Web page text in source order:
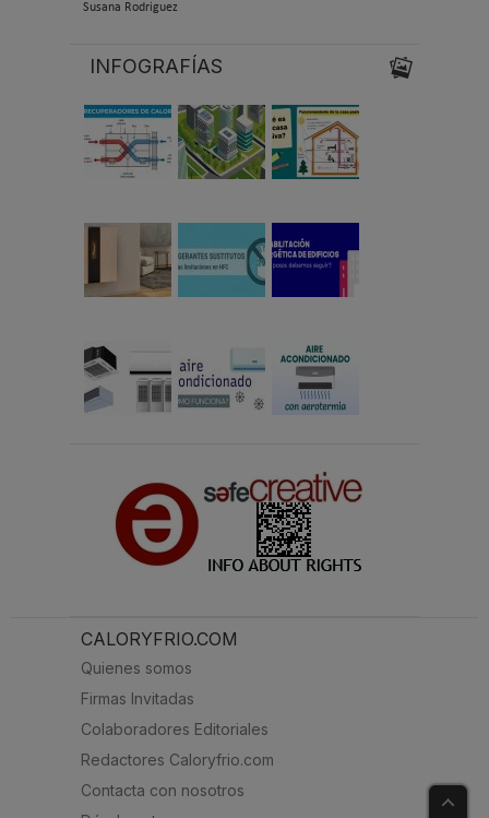
Susana Rodriguez
INFOGRAFÍAS
CALORYFRIO.COM
Quienes somos
Firmas Invitadas
Colaboradores Editoriales
Redactores Caloryfrio.com
Contacta con nosotros